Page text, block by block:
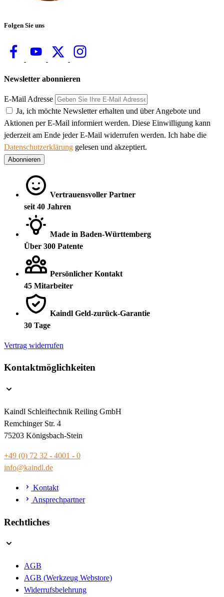
Folgen Sie uns
Newsletter abonnieren
E-Mail Adresse
Ja, ich möchte Newsletter erhalten und über Angebote und
Aktionen per E-Mail informiert werden. Diese Einwilligung kann
jederzeit am Ende jeder E-Mail widerrufen werden. Ich habe die
Datenschutzerklärung gelesen und akzeptiert.
Abonnieren
Vertrauensvoller Partner
seit 40 Jahren
Made in Baden-Württemberg
Über 300 Patente
Persönlicher Kontakt
45 Mitarbeiter
Kaindl Geld-zurück-Garantie
30 Tage
Vertrag widerrufen
Kontaktmöglichkeiten
Kaindl Schleiftechnik Reiling GmbH
Remchinger Str. 4
75203 Königsbach-Stein
+49 (0) 72 32 - 4001 - 0
info@kaindl.de
Kontakt
Ansprechpartner
Rechtliches
AGB
AGB (Werkzeug Webstore)
Widerrufsbelehrung